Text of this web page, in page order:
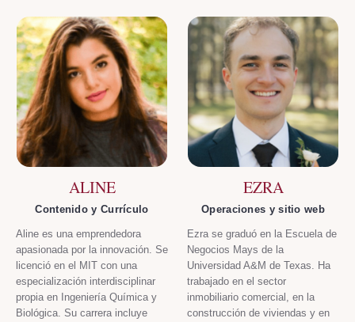
ALINE
Contenido y Currículo
Aline es una emprendedora
apasionada por la innovación. Se
licenció en el MIT con una
especialización interdisciplinar
propia en Ingeniería Química y
Biológica. Su carrera incluye
EZRA
Operaciones y sitio web
Ezra se graduó en la Escuela de
Negocios Mays de la
Universidad A&M de Texas. Ha
trabajado en el sector
inmobiliario comercial, en la
construcción de viviendas y en